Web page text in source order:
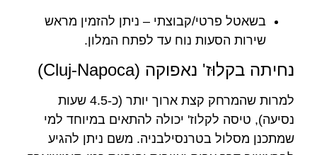
בשאטל פרטי/קבוצתי – ניתן להזמין מראש
שירות הסעות נוח עד לפתח המלון.
נחיתה בקלוּז' נאפוקה (Cluj-Napoca)
למרות שהמרחק קצת ארוך יותר (כ-4.5 שעות
נסיעה), טיסה לקלוז' יכולה להתאים במיוחד למי
שמתכנן מסלול בטרנסילבניה. משם ניתן להגיע